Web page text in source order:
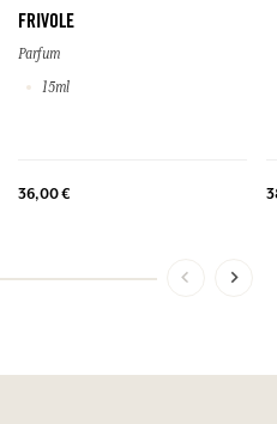
FRIVOLE
Parfum
15ml
36,00 €